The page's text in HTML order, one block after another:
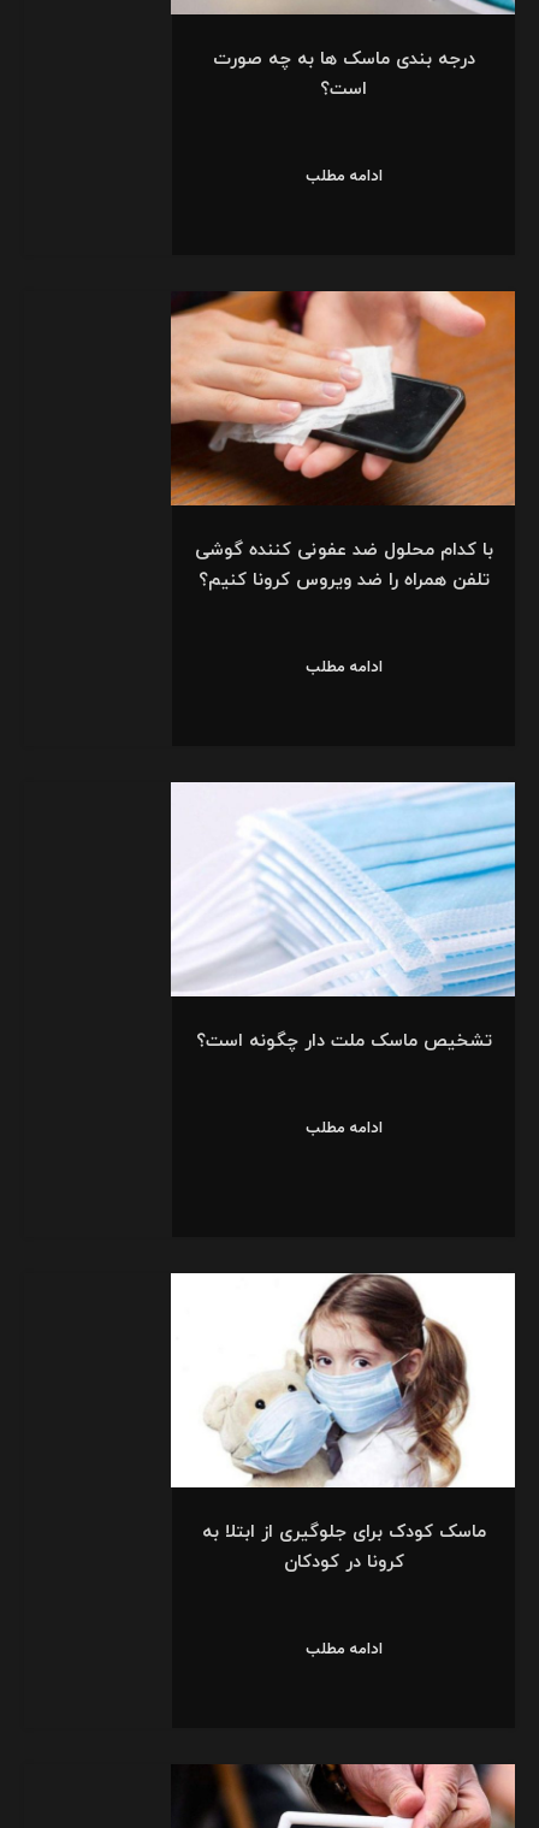
درجه بندی ماسک ها به چه صورت
است؟
ادامه مطلب
با کدام محلول ضد عفونی کننده گوشی
تلفن همراه را ضد ویروس کرونا کنیم؟
ادامه مطلب
تشخیص ماسک ملت دار چگونه است؟
ادامه مطلب
ماسک کودک برای جلوگیری از ابتلا به
کرونا در کودکان
ادامه مطلب